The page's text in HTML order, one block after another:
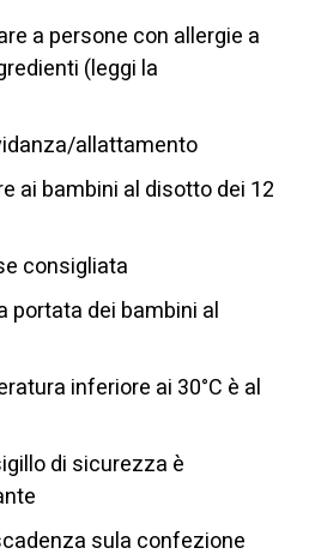
a persone con allergie a
(leggi la
allattamento
ai bambini al disotto dei 12
consigliata
portata dei bambini al
inferiore ai 30°C è al
di sicurezza è
sula confezione